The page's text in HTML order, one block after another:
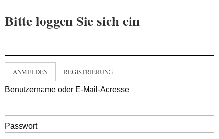
Bitte loggen Sie sich ein
ANMELDEN REGISTRIERUNG
Benutzername oder E-Mail-Adresse
Passwort